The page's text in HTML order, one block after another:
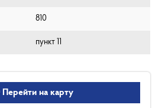
810
пункт 11
Перейти на карту